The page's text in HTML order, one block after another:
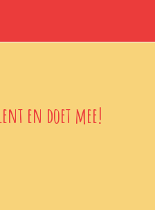
en doet mee!